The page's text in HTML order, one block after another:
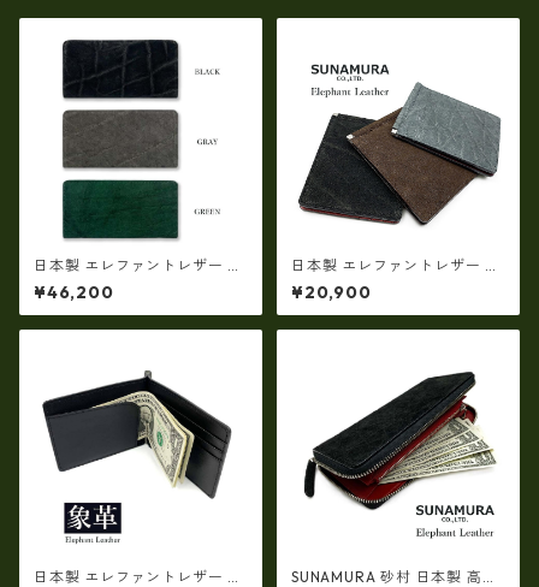
日本製 エレファントレザー ×
姫路レザー ラウンドファスナ
ーロングウォレット長財布 本
革(5175)
¥46,200
日本製 エレファントレザー ×
姫路レザー スリム マネークリ
ップ 札ばさみ 本革 リアルレザ
ー(5176)
¥20,900
日本製 エレファントレザー ×
SUNAMURA 砂村 日本製 高級